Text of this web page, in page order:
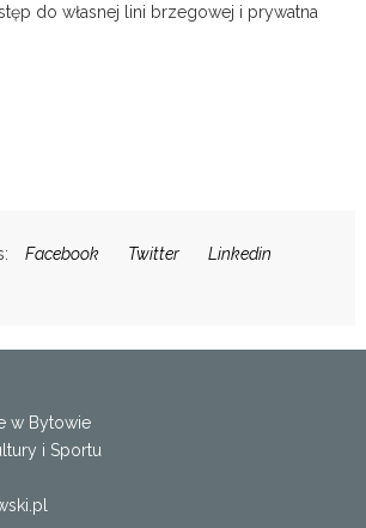
do własnej lini brzegowej i prywatna
Facebook Twitter
Linkedin
w Bytowie
i Sportu